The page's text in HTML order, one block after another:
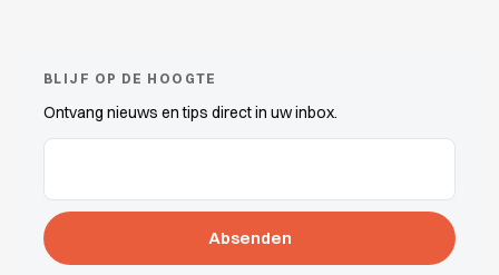
BLIJF OP DE HOOGTE
Ontvang nieuws en tips direct in uw inbox.
E-Mail-Adressen